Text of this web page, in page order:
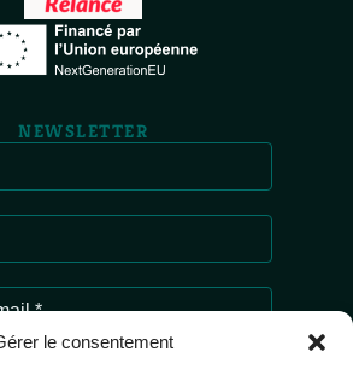
le consentement
NEWSLETTER